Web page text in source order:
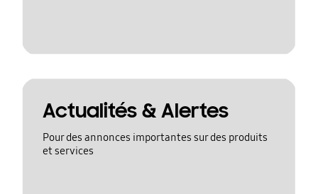
Actualités & Alertes
Pour des annonces importantes sur des produits
et services